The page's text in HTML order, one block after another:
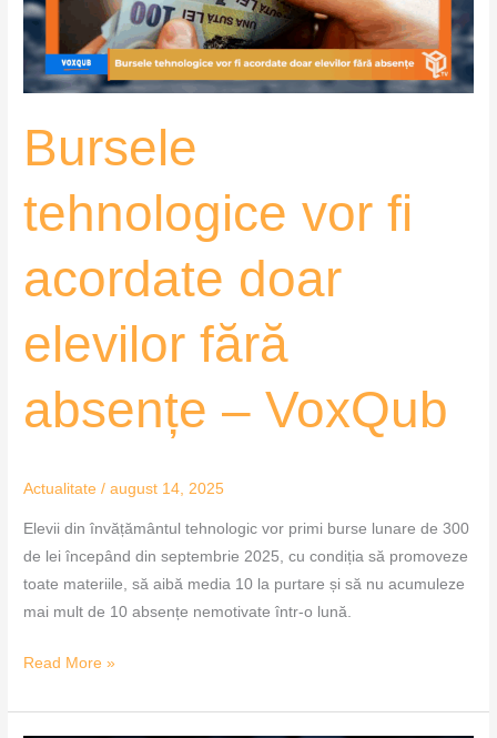
Bursele
tehnologice vor fi
acordate doar
elevilor fără
absențe – VoxQub
Actualitate /august 14, 2025
Elevii din învățământul tehnologic vor primi burse lunare de 300
de lei începând din septembrie 2025, cu condiția să promoveze
toate materiile, să aibă media 10 la purtare și să nu acumuleze
mai mult de 10 absențe nemotivate într-o lună.
elevilor
fără
absențe
VoxQub
Read More »